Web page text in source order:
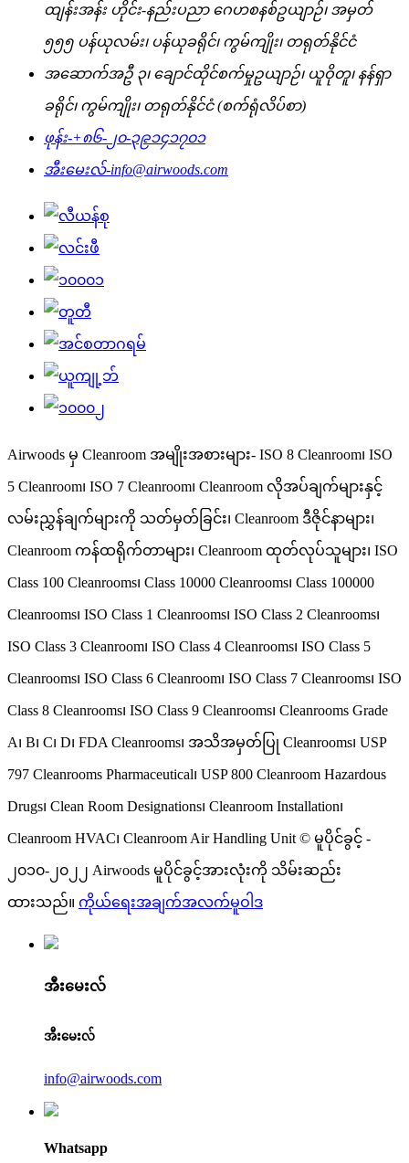
ထျန်းအန်း ဟိုင်း-နည်းပညာ ဂေဟစနစ်ဥယျာဉ်၊ အမှတ်
၅၅၅ ပန်ယုလမ်း၊ ပန်ယုခရိုင်၊ ကွမ်ကျိုး၊ တရုတ်နိုင်ငံ
အဆောက်အဦ ၃၊ ချောင်ထိုင်စက်မှုဥယျာဉ်၊ ယူဝိုတူ၊ နန်ရှာ
ခရိုင်၊ ကွမ်ကျိုး၊ တရုတ်နိုင်ငံ (စက်ရုံလိပ်စာ)
ဖုန်း-+၈၆-၂၀-၃၉၁၄၁၇၀၁
အီးမေးလ်-info@airwoods.com
Airwoods မှ Cleanroom အမျိုးအစားများ- ISO 8 Cleanroom၊ ISO
5 Cleanroom၊ ISO 7 Cleanroom၊ Cleanroom လိုအပ်ချက်များနှင့်
လမ်းညွှန်ချက်များကို သတ်မှတ်ခြင်း၊ Cleanroom ဒီဇိုင်နာများ၊
Cleanroom ကန်ထရိုက်တာများ၊ Cleanroom ထုတ်လုပ်သူများ၊ ISO
Class 100 Cleanrooms၊ Class 10000 Cleanrooms၊ Class 100000
Cleanrooms၊ ISO Class 1 Cleanrooms၊ ISO Class 2 Cleanrooms၊
ISO Class 3 Cleanroom၊ ISO Class 4 Cleanrooms၊ ISO Class 5
Cleanrooms၊ ISO Class 6 Cleanroom၊ ISO Class 7 Cleanrooms၊ ISO
Class 8 Cleanrooms၊ ISO Class 9 Cleanrooms၊ Cleanrooms Grade
A၊ B၊ C၊ D၊ FDA Cleanrooms၊ အသိအမှတ်ပြု Cleanrooms၊ USP
797 Cleanrooms Pharmaceutical၊ USP 800 Cleanroom Hazardous
Drugs၊ Clean Room Designations၊ Cleanroom Installation၊
Cleanroom HVAC၊ Cleanroom Air Handling Unit © မူပိုင်ခွင့် -
၂၀၁၀-၂၀၂၂ Airwoods မူပိုင်ခွင့်အားလုံးကို သိမ်းဆည်း
ထားသည်။ ကိုယ်ရေးအချက်အလက်မူဝါဒ
အီးမေးလ်
အီးမေးလ်
info@airwoods.com
Whatsapp